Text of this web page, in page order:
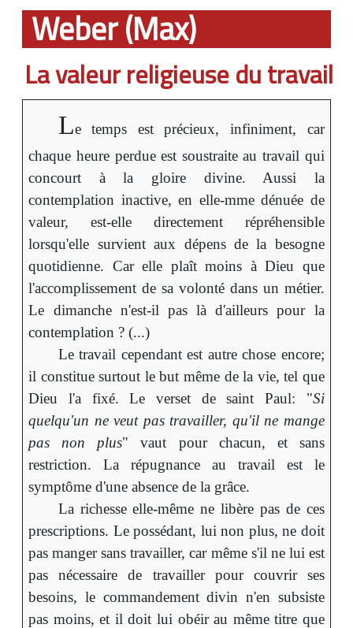
Weber (Max)
La valeur religieuse du travail
Le temps est précieux, infiniment, car
chaque heure perdue est soustraite au travail qui
concourt à la gloire divine. Aussi la
contemplation inactive, en elle-mme dénuée de
valeur, est-elle directement répréhensible
lorsqu'elle survient aux dépens de la besogne
quotidienne. Car elle plaît moins à Dieu que
l'accomplissement de sa volonté dans un métier.
Le dimanche n'est-il pas là d'ailleurs pour la
contemplation ? (...)
Le travail cependant est autre chose encore;
il constitue surtout le but même de la vie, tel que
Dieu l'a fixé. Le verset de saint Paul: "Si
quelqu'un ne veut pas travailler, qu'il ne mange
pas non plus" vaut pour chacun, et sans
restriction. La répugnance au travail est le
symptôme d'une absence de la grâce.
La richesse elle-même ne libère pas de ces
prescriptions. Le possédant, lui non plus, ne doit
pas manger sans travailler, car même s'il ne lui est
pas nécessaire de travailler pour couvrir ses
besoins, le commandement divin n'en subsiste
pas moins, et il doit lui obéir au même titre que